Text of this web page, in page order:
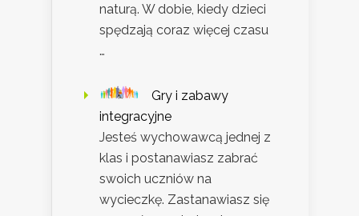
naturą. W dobie, kiedy dzieci
spędzają coraz więcej czasu
…
Gry i zabawy
integracyjne
Jesteś wychowawcą jednej z
klas i postanawiasz zabrać
swoich uczniów na
wycieczkę. Zastanawiasz się